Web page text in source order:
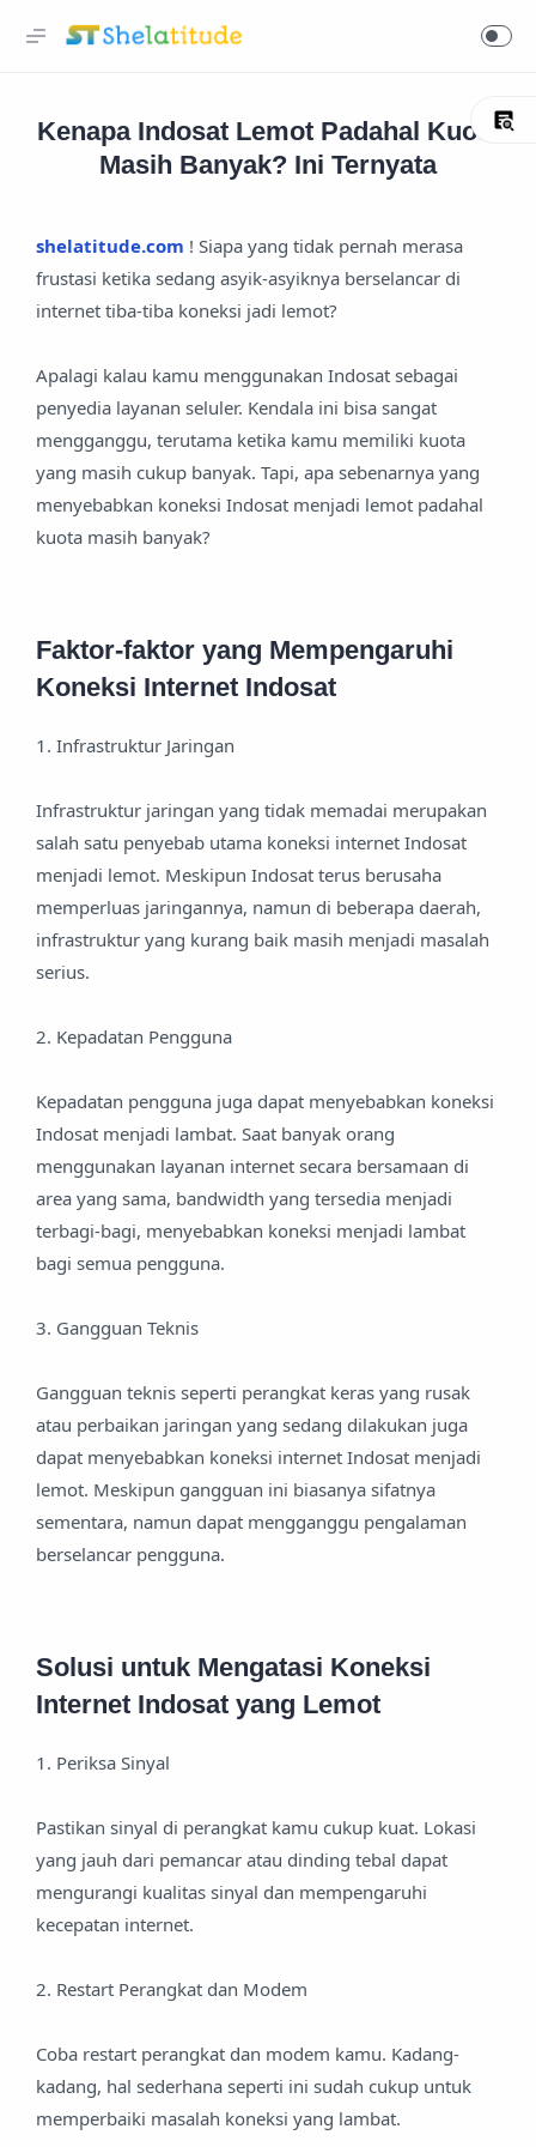
Kenapa Indosat Lemot Padahal Kuota
Masih Banyak? Ini Ternyata
shelatitude.com ! Siapa yang tidak pernah merasa
frustasi ketika sedang asyik-asyiknya berselancar di
internet tiba-tiba koneksi jadi lemot?
Apalagi kalau kamu menggunakan Indosat sebagai
penyedia layanan seluler. Kendala ini bisa sangat
mengganggu, terutama ketika kamu memiliki kuota
yang masih cukup banyak. Tapi, apa sebenarnya yang
menyebabkan koneksi Indosat menjadi lemot padahal
kuota masih banyak?
Faktor-faktor yang Mempengaruhi
Koneksi Internet Indosat
1. Infrastruktur Jaringan
Infrastruktur jaringan yang tidak memadai merupakan
salah satu penyebab utama koneksi internet Indosat
menjadi lemot. Meskipun Indosat terus berusaha
memperluas jaringannya, namun di beberapa daerah,
infrastruktur yang kurang baik masih menjadi masalah
serius.
2. Kepadatan Pengguna
Kepadatan pengguna juga dapat menyebabkan koneksi
Indosat menjadi lambat. Saat banyak orang
menggunakan layanan internet secara bersamaan di
area yang sama, bandwidth yang tersedia menjadi
terbagi-bagi, menyebabkan koneksi menjadi lambat
bagi semua pengguna.
3. Gangguan Teknis
Gangguan teknis seperti perangkat keras yang rusak
atau perbaikan jaringan yang sedang dilakukan juga
dapat menyebabkan koneksi internet Indosat menjadi
lemot. Meskipun gangguan ini biasanya sifatnya
sementara, namun dapat mengganggu pengalaman
berselancar pengguna.
Solusi untuk Mengatasi Koneksi
Internet Indosat yang Lemot
1. Periksa Sinyal
Pastikan sinyal di perangkat kamu cukup kuat. Lokasi
yang jauh dari pemancar atau dinding tebal dapat
mengurangi kualitas sinyal dan mempengaruhi
kecepatan internet.
2. Restart Perangkat dan Modem
Coba restart perangkat dan modem kamu. Kadang-
kadang, hal sederhana seperti ini sudah cukup untuk
memperbaiki masalah koneksi yang lambat.